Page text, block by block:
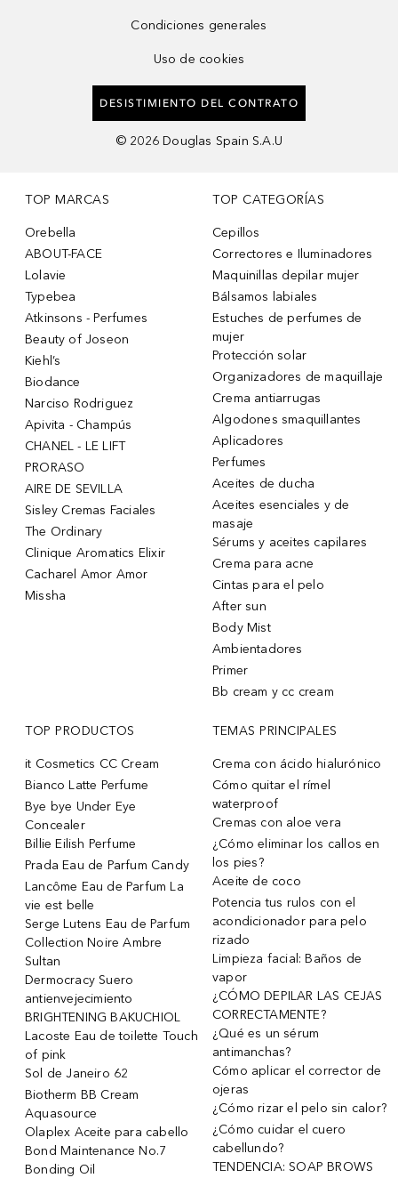
Condiciones generales
Uso de cookies
DESISTIMIENTO DEL CONTRATO
© 2026 Douglas Spain S.A.U
TOP MARCAS
Orebella
ABOUT-FACE
Lolavie
Typebea
Atkinsons - Perfumes
Beauty of Joseon
Kiehl’s
Biodance
Narciso Rodriguez
Apivita - Champús
CHANEL - LE LIFT
PRORASO
AIRE DE SEVILLA
Sisley Cremas Faciales
The Ordinary
Clinique Aromatics Elixir
Cacharel Amor Amor
Missha
TOP CATEGORÍAS
Cepillos
Correctores e Iluminadores
Maquinillas depilar mujer
Bálsamos labiales
Estuches de perfumes de
mujer
Protección solar
Organizadores de maquillaje
Crema antiarrugas
Algodones smaquillantes
Aplicadores
Perfumes
Aceites de ducha
Aceites esenciales y de
masaje
Sérums y aceites capilares
Crema para acne
Cintas para el pelo
After sun
Body Mist
Ambientadores
Primer
Bb cream y cc cream
TOP PRODUCTOS
it Cosmetics CC Cream
Bianco Latte Perfume
Bye bye Under Eye
Concealer
Billie Eilish Perfume
Prada Eau de Parfum Candy
Lancôme Eau de Parfum La
vie est belle
Serge Lutens Eau de Parfum
Collection Noire Ambre
Sultan
Dermocracy Suero
antienvejecimiento
BRIGHTENING BAKUCHIOL
Lacoste Eau de toilette Touch
of pink
Sol de Janeiro 62
Biotherm BB Cream
Aquasource
Olaplex Aceite para cabello
Bond Maintenance No.7
Bonding Oil
TEMAS PRINCIPALES
Crema con ácido hialurónico
Cómo quitar el rímel
waterproof
Cremas con aloe vera
¿Cómo eliminar los callos en
los pies?
Aceite de coco
Potencia tus rulos con el
acondicionador para pelo
rizado
Limpieza facial: Baños de
vapor
¿CÓMO DEPILAR LAS CEJAS
CORRECTAMENTE?
¿Qué es un sérum
antimanchas?
Cómo aplicar el corrector de
ojeras
¿Cómo rizar el pelo sin calor?
¿Cómo cuidar el cuero
cabellundo?
TENDENCIA: SOAP BROWS